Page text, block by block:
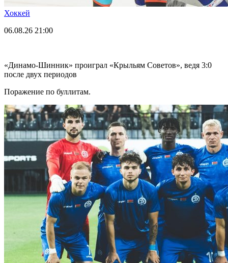
Хоккей
06.08.26 21:00
«Динамо-Шинник» проиграл «Крыльям Советов», ведя 3:0
после двух периодов
Поражение по буллитам.